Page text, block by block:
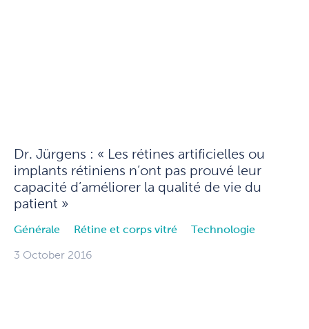
Dr. Jürgens : « Les rétines artificielles ou
implants rétiniens n’ont pas prouvé leur
capacité d’améliorer la qualité de vie du
patient »
Générale Rétine et corps vitré Technologie
3 October 2016